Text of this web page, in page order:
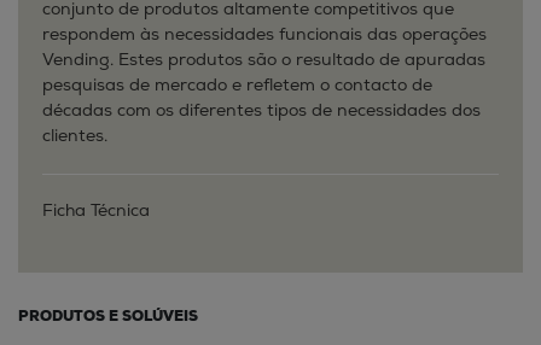
conjunto de produtos altamente competitivos que
respondem às necessidades funcionais das operações
Vending. Estes produtos são o resultado de apuradas
pesquisas de mercado e refletem o contacto de
décadas com os diferentes tipos de necessidades dos
clientes.
Ficha Técnica
PRODUTOS E SOLÚVEIS